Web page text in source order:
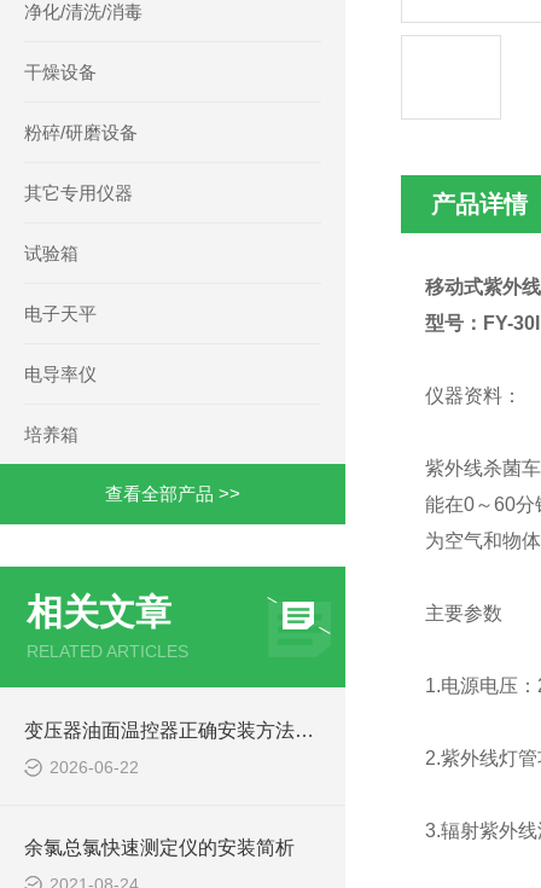
净化/清洗/消毒
干燥设备
粉碎/研磨设备
其它专用仪器
试验箱
电子天平
电导率仪
培养箱
查看全部产品 >>
相关文章
RELATED ARTICLES
变压器油面温控器正确安装方法及关键要点专业分享
2026-06-22
余氯总氯快速测定仪的安装简析
产品详情
移动式紫外
型号：FY-30I
仪器资料：
紫外线杀菌
能在0～60分
为空气和物
主要参数
1.电源电压
2.紫外线灯
3.辐射紫外